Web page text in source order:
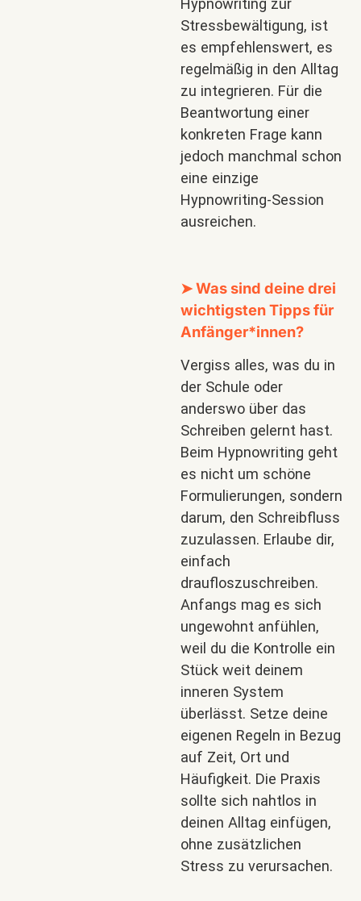
Hypnowriting zur
Stressbewältigung, ist
es empfehlenswert, es
regelmäßig in den Alltag
zu integrieren. Für die
Beantwortung einer
konkreten Frage kann
jedoch manchmal schon
eine einzige
Hypnowriting-Session
ausreichen.
➤ Was sind deine drei
wichtigsten Tipps für
Anfänger*innen?
Vergiss alles, was du in
der Schule oder
anderswo über das
Schreiben gelernt hast.
Beim Hypnowriting geht
es nicht um schöne
Formulierungen, sondern
darum, den Schreibfluss
zuzulassen. Erlaube dir,
einfach
draufloszuschreiben.
Anfangs mag es sich
ungewohnt anfühlen,
weil du die Kontrolle ein
Stück weit deinem
inneren System
überlässt. Setze deine
eigenen Regeln in Bezug
auf Zeit, Ort und
Häufigkeit. Die Praxis
sollte sich nahtlos in
deinen Alltag einfügen,
ohne zusätzlichen
Stress zu verursachen.